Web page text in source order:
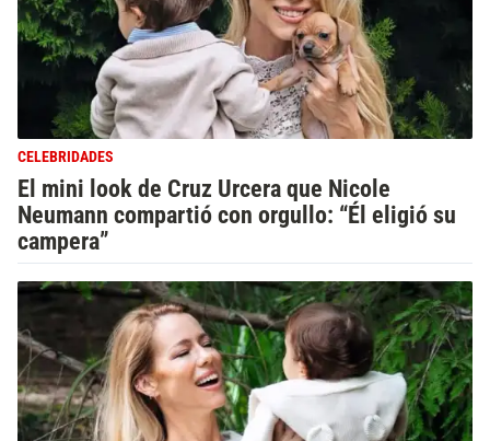
CELEBRIDADES
El mini look de Cruz Urcera que Nicole
Neumann compartió con orgullo: “Él eligió su
campera”